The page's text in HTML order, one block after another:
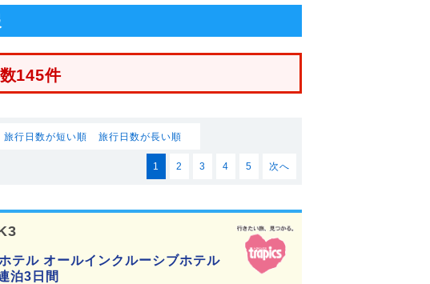
145件
旅行日数が短い順 旅行日数が長い順
1 2 3 4 5 次へ
テル オールインクルーシブホテル
泊3日間